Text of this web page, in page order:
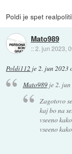
Poldi je spet
Mato989
::2. jun 2023,
Poldi112 je2. jun 2023
Mato989je2.
Zagotovo
kaj bo na
vseeno
vseeno